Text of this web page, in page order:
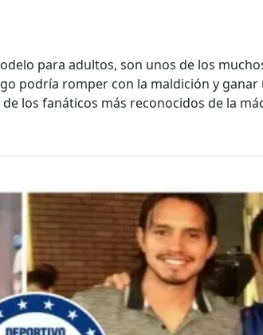
para adultos, son unos de los
podría romper con la maldición y
los fanáticos más reconocidos de la